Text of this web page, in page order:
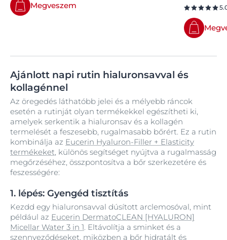
Megveszem
Ajánlott napi rutin hialuronsavval és
kollagénnel
Az öregedés láthatóbb jelei és a mélyebb ráncok
esetén a rutinját olyan termékekkel egészítheti ki,
amelyek serkentik a hialuronsav és a kollagén
termelését a feszesebb, rugalmasabb bőrért. Ez a rutin
kombinálja az Eucerin Hyaluron-Filler + Elasticity
termékeket, különös segítséget nyújtva a rugalmasság
megőrzéséhez, összpontosítva a bőr szerkezetére és
feszességére:
1. lépés: Gyengéd tisztítás
Kezdd egy hialuronsavval dúsított arclemosóval, mint
például az Eucerin DermatoCLEAN [HYALURON]
Micellar Water 3 in 1. Eltávolítja a sminket és a
szennyeződéseket, miközben a bőr hidratált és